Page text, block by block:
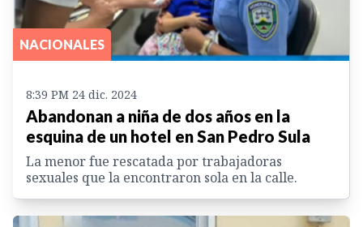
NACIONALES
8:39 PM 24 dic. 2024
Abandonan a niña de dos años en la
esquina de un hotel en San Pedro Sula
La menor fue rescatada por trabajadoras
sexuales que la encontraron sola en la calle.